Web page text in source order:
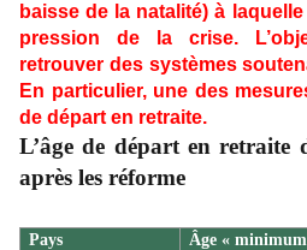
baisse de la natalité) à
pression de la crise.
retrouver des systèmes
En particulier, une des
de départ en retraite.
L’âge de départ en retraite
après les réforme
Pays Âge «